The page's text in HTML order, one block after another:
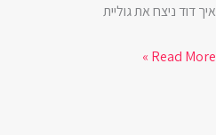
איך דוד ניצח את גוליית
Read More »